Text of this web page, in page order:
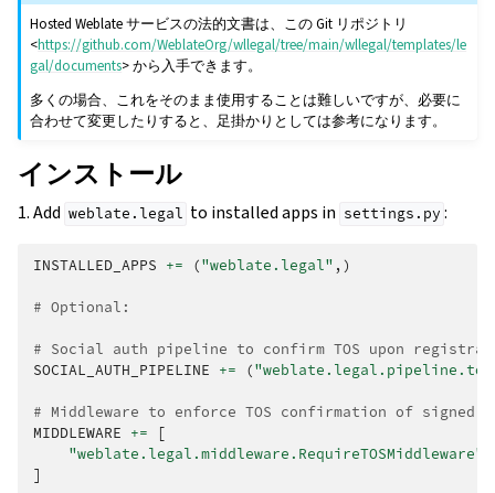
Hosted Weblate サービスの法的文書は、この Git リポジトリ
<https://github.com/WeblateOrg/wllegal/tree/main/wllegal/templates/le
gal/documents> から入手できます。
多くの場合、これをそのまま使用することは難しいですが、必要に
合わせて変更したりすると、足掛かりとしては参考になります。
インストール
1. Add weblate.legal to installed apps in settings.py :
INSTALLED_APPS += ("weblate.legal" ,)
# Optional:
# Social auth pipeline to confirm TOS upon
SOCIAL_AUTH_PIPELINE += (
# Middleware to enforce TOS confirmation of signed
MIDDLEWARE +=
[
"weblate.legal.middleware.RequireTOSMiddleware"
]